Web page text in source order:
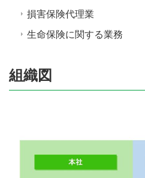
損害保険代理業
生命保険に関する業務
組織図